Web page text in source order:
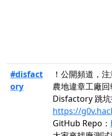
#disfact
ory
！公開頻道，
農地違章工廠回
Disfactory 跳坑
https://
GitHub Repo：